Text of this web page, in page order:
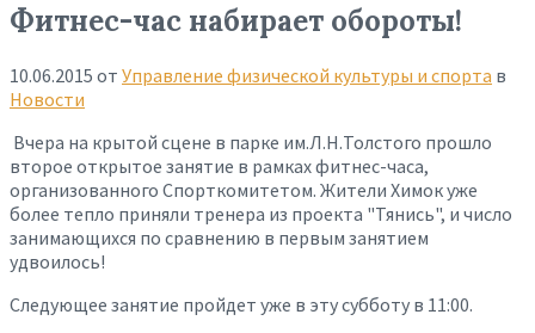
Фитнес-час набирает обороты!
10.06.2015 от Управление физической культуры и спорта в
Новости
Вчера на крытой сцене в парке им.Л.Н.Толстого прошло
второе открытое занятие в рамках фитнес-часа,
организованного Спорткомитетом. Жители Химок уже
более тепло приняли тренера из проекта "Тянись", и число
занимающихся по сравнению в первым занятием
удвоилось!
Следующее занятие пройдет уже в эту субботу в 11:00.